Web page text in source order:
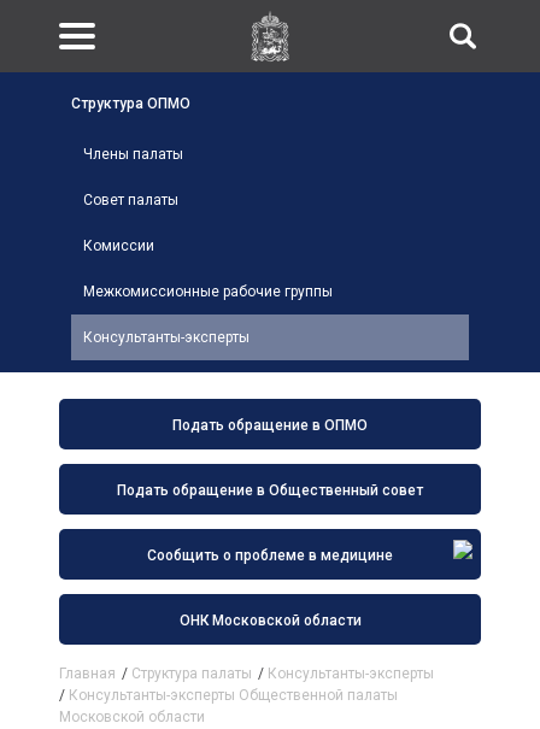
Подать обращение в ОПМО
Подать обращение в Общественный совет
Сообщить о проблеме в медицине
ОНК Московской области
Структура ОПМО
Члены палаты
Совет палаты
Комиссии
Межкомиссионные рабочие группы
Консультанты-эксперты
Главная / Структура палаты / Консультанты-эксперты
/ Консультанты-эксперты Общественной палаты
Московской области